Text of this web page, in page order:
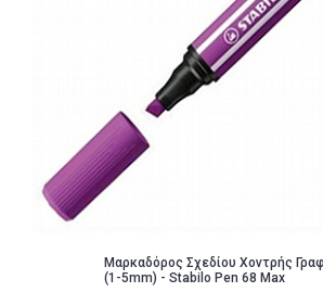
Μαρκαδόρος Σχεδίου Χοντρής
(1-5mm) - Stabilo Pen 68 Max